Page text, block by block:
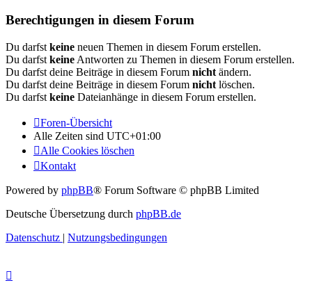
Berechtigungen in diesem Forum
Du darfst keine neuen Themen in diesem Forum erstellen.
Du darfst keine Antworten zu Themen in diesem Forum erstellen.
Du darfst deine Beiträge in diesem Forum nicht ändern.
Du darfst deine Beiträge in diesem Forum nicht löschen.
Du darfst keine Dateianhänge in diesem Forum erstellen.
Foren-Übersicht
Alle Zeiten sind UTC+01:00
Alle Cookies löschen
Kontakt
Powered by phpBB® Forum Software © phpBB Limited
Deutsche Übersetzung durch phpBB.de
Datenschutz | Nutzungsbedingungen